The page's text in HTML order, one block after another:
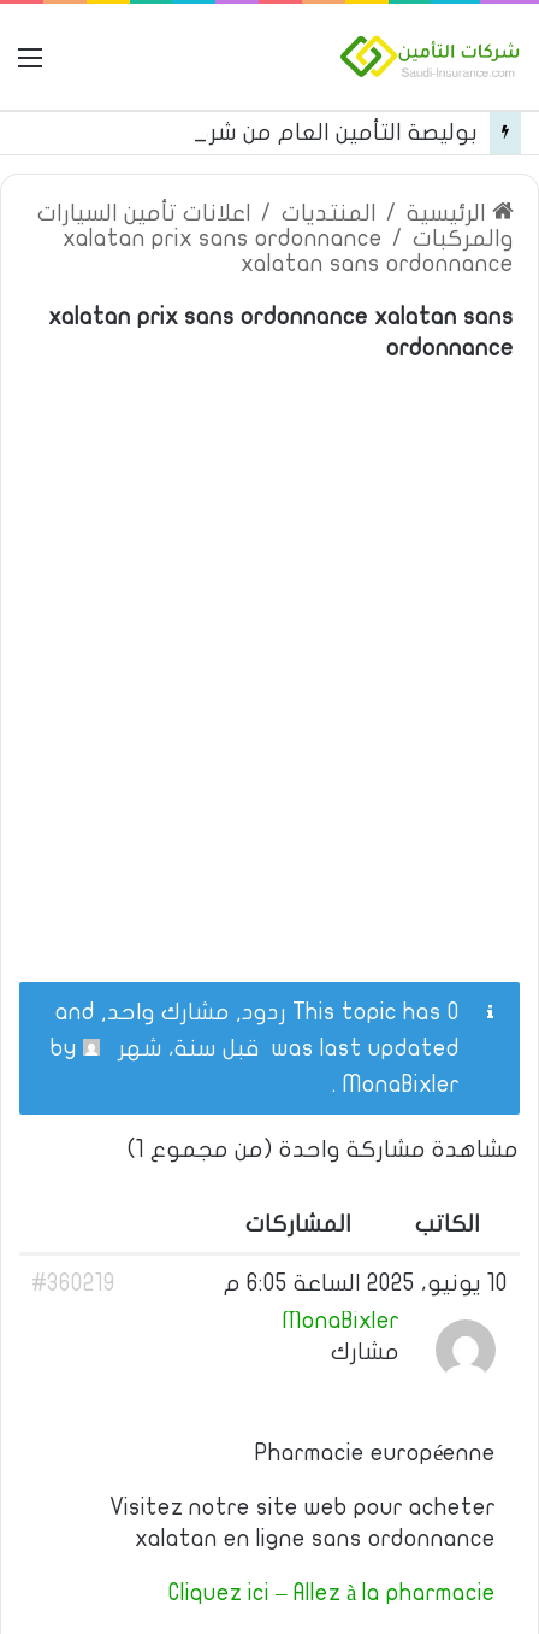
الرئيسية / المنتديات /
اعلانات تأمين السيارات
والمركبات /
xalatan prix sans ordonnance
xalatan sans ordonnance
xalatan prix sans ordonnance xalatan sans
ordonnance
This topic has 0 ردود, مشارك واحد, and
was last updated قبل سنة، شهر
MonaBixler
.
مشاهدة مشاركة واحدة (من مجموع 1)
الكاتب المشاركات
10 يونيو، 2025 الساعة 6:05 م
#360219
MonaBixler
مشارك
Pharmacie européenne
Visitez notre site web pour acheter
xalatan en ligne sans ordonnance
Cliquez ici – Allez à la pharmacie